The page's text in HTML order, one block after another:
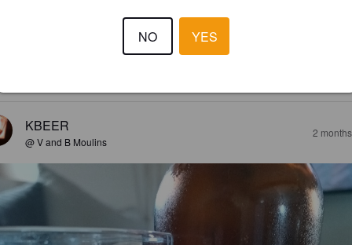
Brasserie Du Jugement Dernier.
KBEER
@ V and B Moulins
2
NO YES